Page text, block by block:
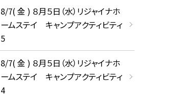
8/7( 金 ) ８月５日（水）リジャイナホ
ームステイ キャンプアクティビティ
5
8/7( 金 ) ８月５日（水）リジャイナホ
ームステイ キャンプアクティビティ
4